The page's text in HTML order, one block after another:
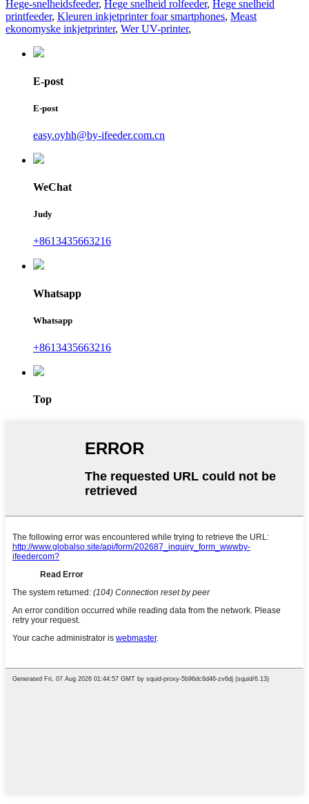
Hege-snelheidsfeeder, Hege snelheid rolfeeder, Hege snelheid
printfeeder, Kleuren inkjetprinter foar smartphones, Meast
ekonomyske inkjetprinter, Wer UV-printer,
E-post
E-post
easy.oyhh@by-ifeeder.com.cn
WeChat
Judy
+8613435663216
Whatsapp
Whatsapp
+8613435663216
Top